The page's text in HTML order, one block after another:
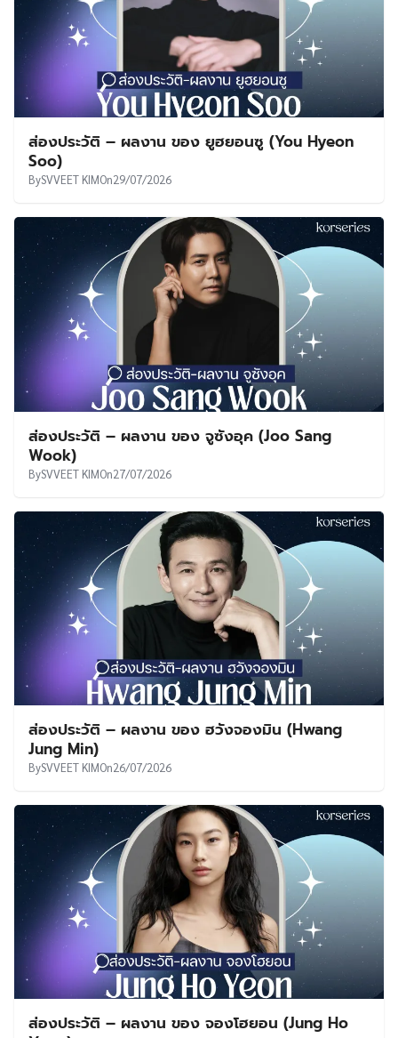
ส่องประวัติ – ผลงาน ของ ยูฮยอนซู (You Hyeon
Soo)
BySVVEET KIMOn29/07/2026
ส่องประวัติ – ผลงาน ของ จูซังอุค (Joo Sang
Wook)
BySVVEET KIMOn27/07/2026
ส่องประวัติ – ผลงาน ของ ฮวังจองมิน (Hwang
Jung Min)
BySVVEET KIMOn26/07/2026
ส่องประวัติ – ผลงาน ของ จองโฮยอน (Jung Ho